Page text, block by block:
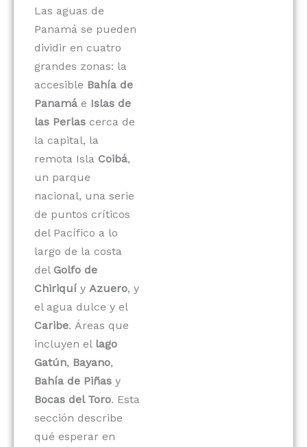
Las aguas de
Panamá se pueden
dividir en cuatro
grandes zonas: la
accesible Bahía de
Panamá e Islas de
las Perlas cerca de
la capital, la
remota Isla Coibá,
un parque
nacional, una serie
de puntos críticos
del Pacífico a lo
largo de la costa
del Golfo de
Chiriquí y Azuero, y
el agua dulce y el
Caribe. Áreas que
incluyen el lago
Gatún, Bayano,
Bahía de Piñas y
Bocas del Toro. Esta
sección describe
qué esperar en